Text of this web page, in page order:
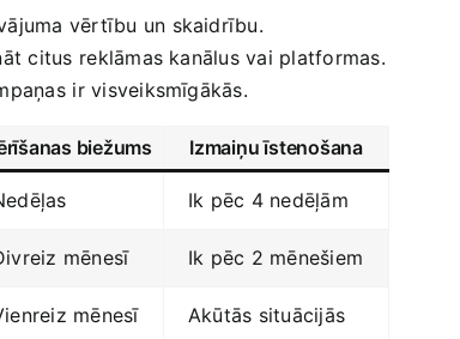
vērtību un skaidrību.
citus⁢ reklāmas kanālus vai platformas.
ir visveiksmīgākās.
biežums Izmaiņu īstenošana
Ik pēc 4 nedēļām
mēnesī Ik pēc 2 mēnešiem
mēnesī Akūtās situācijās